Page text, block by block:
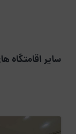
سایر اقامتگاه